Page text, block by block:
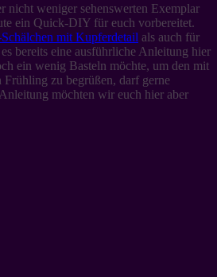
nicht weniger sehenswerten Exemplar
ein Quick-DIY für euch vorbereitet.
mit Kupferdetail als auch für
es bereits eine ausführliche Anleitung hier
ein wenig Basteln möchte, um den mit
Frühling zu begrüßen, darf gerne
möchten wir euch hier aber